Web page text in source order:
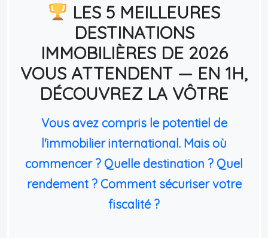
LES 5 MEILLEURES
DESTINATIONS
IMMOBILIÈRES DE 2026
VOUS ATTENDENT — EN 1H,
DÉCOUVREZ LA VÔTRE
Vous avez compris le potentiel de
l'immobilier international. Mais où
commencer ? Quelle destination ? Quel
rendement ? Comment sécuriser votre
fiscalité ?